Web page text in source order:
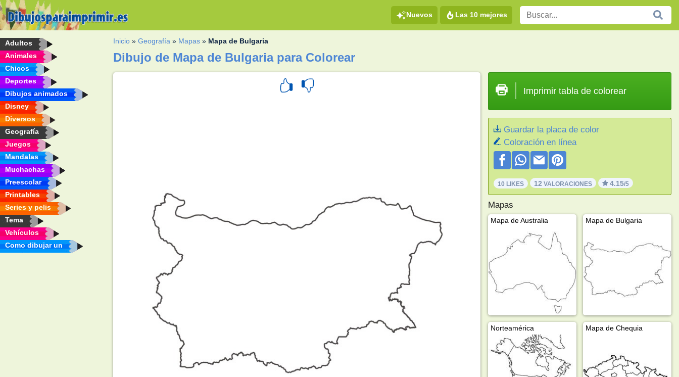
Nuevos Las 10 mejores
Adultos
Animales
Chicos
Deportes
Dibujos animados
Disney
Diversos
Geografía
Juegos
Mandalas
Muchachas
Preescolar
Printables
Series y pelis
Tema
Vehículos
Como dibujar un
Inicio »Geografía » Mapas » Mapa de Bulgaria
Dibujo de Mapa de Bulgaria para Colorear
Imprimir tabla de colorear
Guardar la placa de color
Coloración en línea
10 LIKES 12 VALORACIONES 4.15/5
Mapas
Mapa de Australia Mapa de Bulgaria
Norteamérica Mapa de Chequia